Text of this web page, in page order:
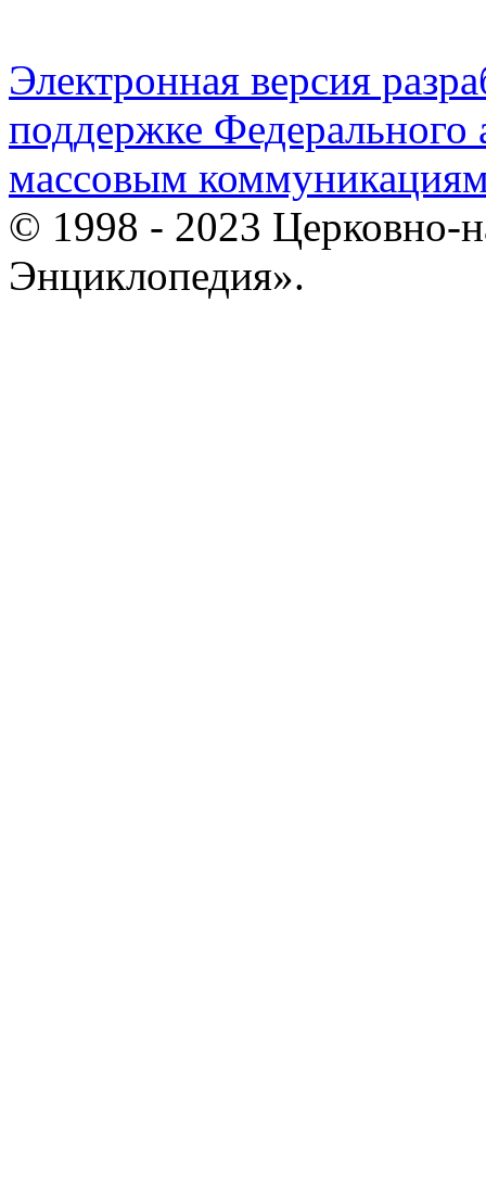
Электронная версия
поддержке Федерального
массовым
© 1998 - 2023 Церковно-
Энциклопедия».